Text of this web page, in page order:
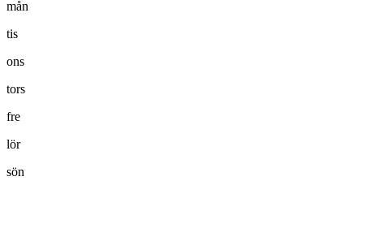
mån
tis
ons
tors
fre
lör
sön